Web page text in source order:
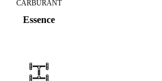
CARBURANT
Essence